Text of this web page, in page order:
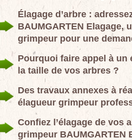
Élagage d’arbre :
BAUMGARTEN Elagage,
grimpeur pour une
Pourquoi faire appel à un
la taille de vos arbres ?
Des travaux annexes à
élagueur grimpeur
Confiez l’élagage de vos
grimpeur BAUMGARTEN